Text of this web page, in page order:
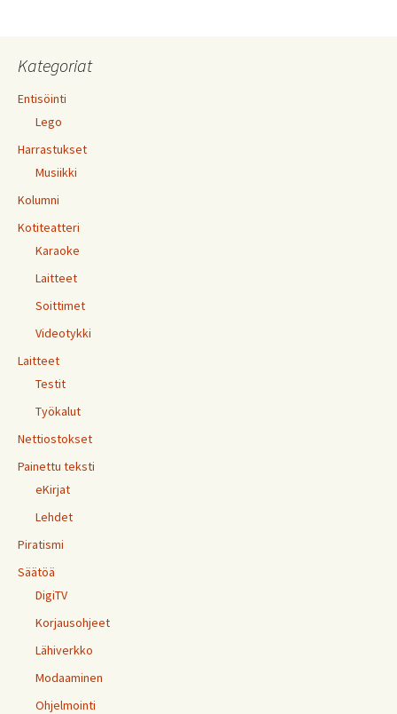
Kategoriat
Entisöinti
Lego
Harrastukset
Musiikki
Kolumni
Kotiteatteri
Karaoke
Laitteet
Soittimet
Videotykki
Laitteet
Testit
Työkalut
Nettiostokset
Painettu teksti
eKirjat
Lehdet
Piratismi
Säätöä
DigiTV
Korjausohjeet
Lähiverkko
Modaaminen
Ohjelmointi